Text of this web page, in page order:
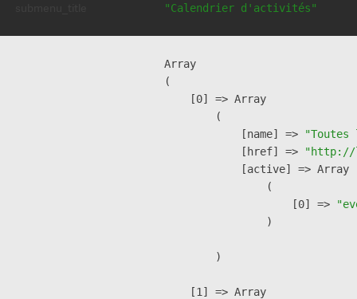
"Calendrier d'activités"
Array
(
    [0] => Array
        (
            [name] =>
            [href] =>
"http://
            [active] => Array
                (
                    [0] =>
                )
        )
    [1] => Array